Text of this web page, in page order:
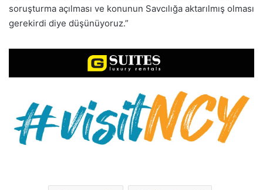
soruşturma açılması ve konunun Savcılığa aktarılmış olması
gerekirdi diye düşünüyoruz.”